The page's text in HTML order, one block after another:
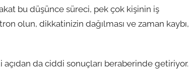
bu düşünce süreci, pek çok kişinin iş
olun, dikkatinizin dağılması ve zaman kaybı,
açıdan da ciddi sonuçları beraberinde getiriyor.